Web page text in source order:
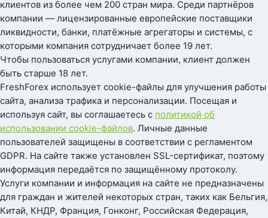
клиентов из более чем 200 стран мира. Среди партнёров
компании — лицензированные европейские поставщики
ликвидности, банки, платёжные агрегаторы и системы, с
которыми компания сотрудничает более 19 лет.
Чтобы пользоваться услугами компании, клиент должен
быть старше 18 лет.
FreshForex использует cookie-файлы для улучшения работы
сайта, анализа трафика и персонализации. Посещая и
используя сайт, вы соглашаетесь с политикой об
использовании cookie-файлов. Личные данные
пользователей защищены в соответствии с регламентом
GDPR. На сайте также установлен SSL-сертификат, поэтому
информация передаётся по защищённому протоколу.
Услуги компании и информация на сайте не предназначены
для граждан и жителей некоторых стран, таких как Бельгия,
Китай, КНДР, Франция, Гонконг, Российская Федерация,